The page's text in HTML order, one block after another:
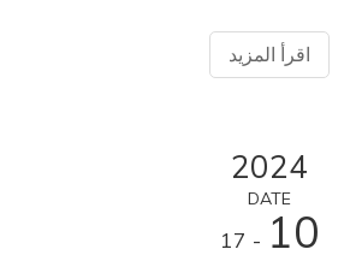
اقرأ المزيد
2024
DATE
10
- 17